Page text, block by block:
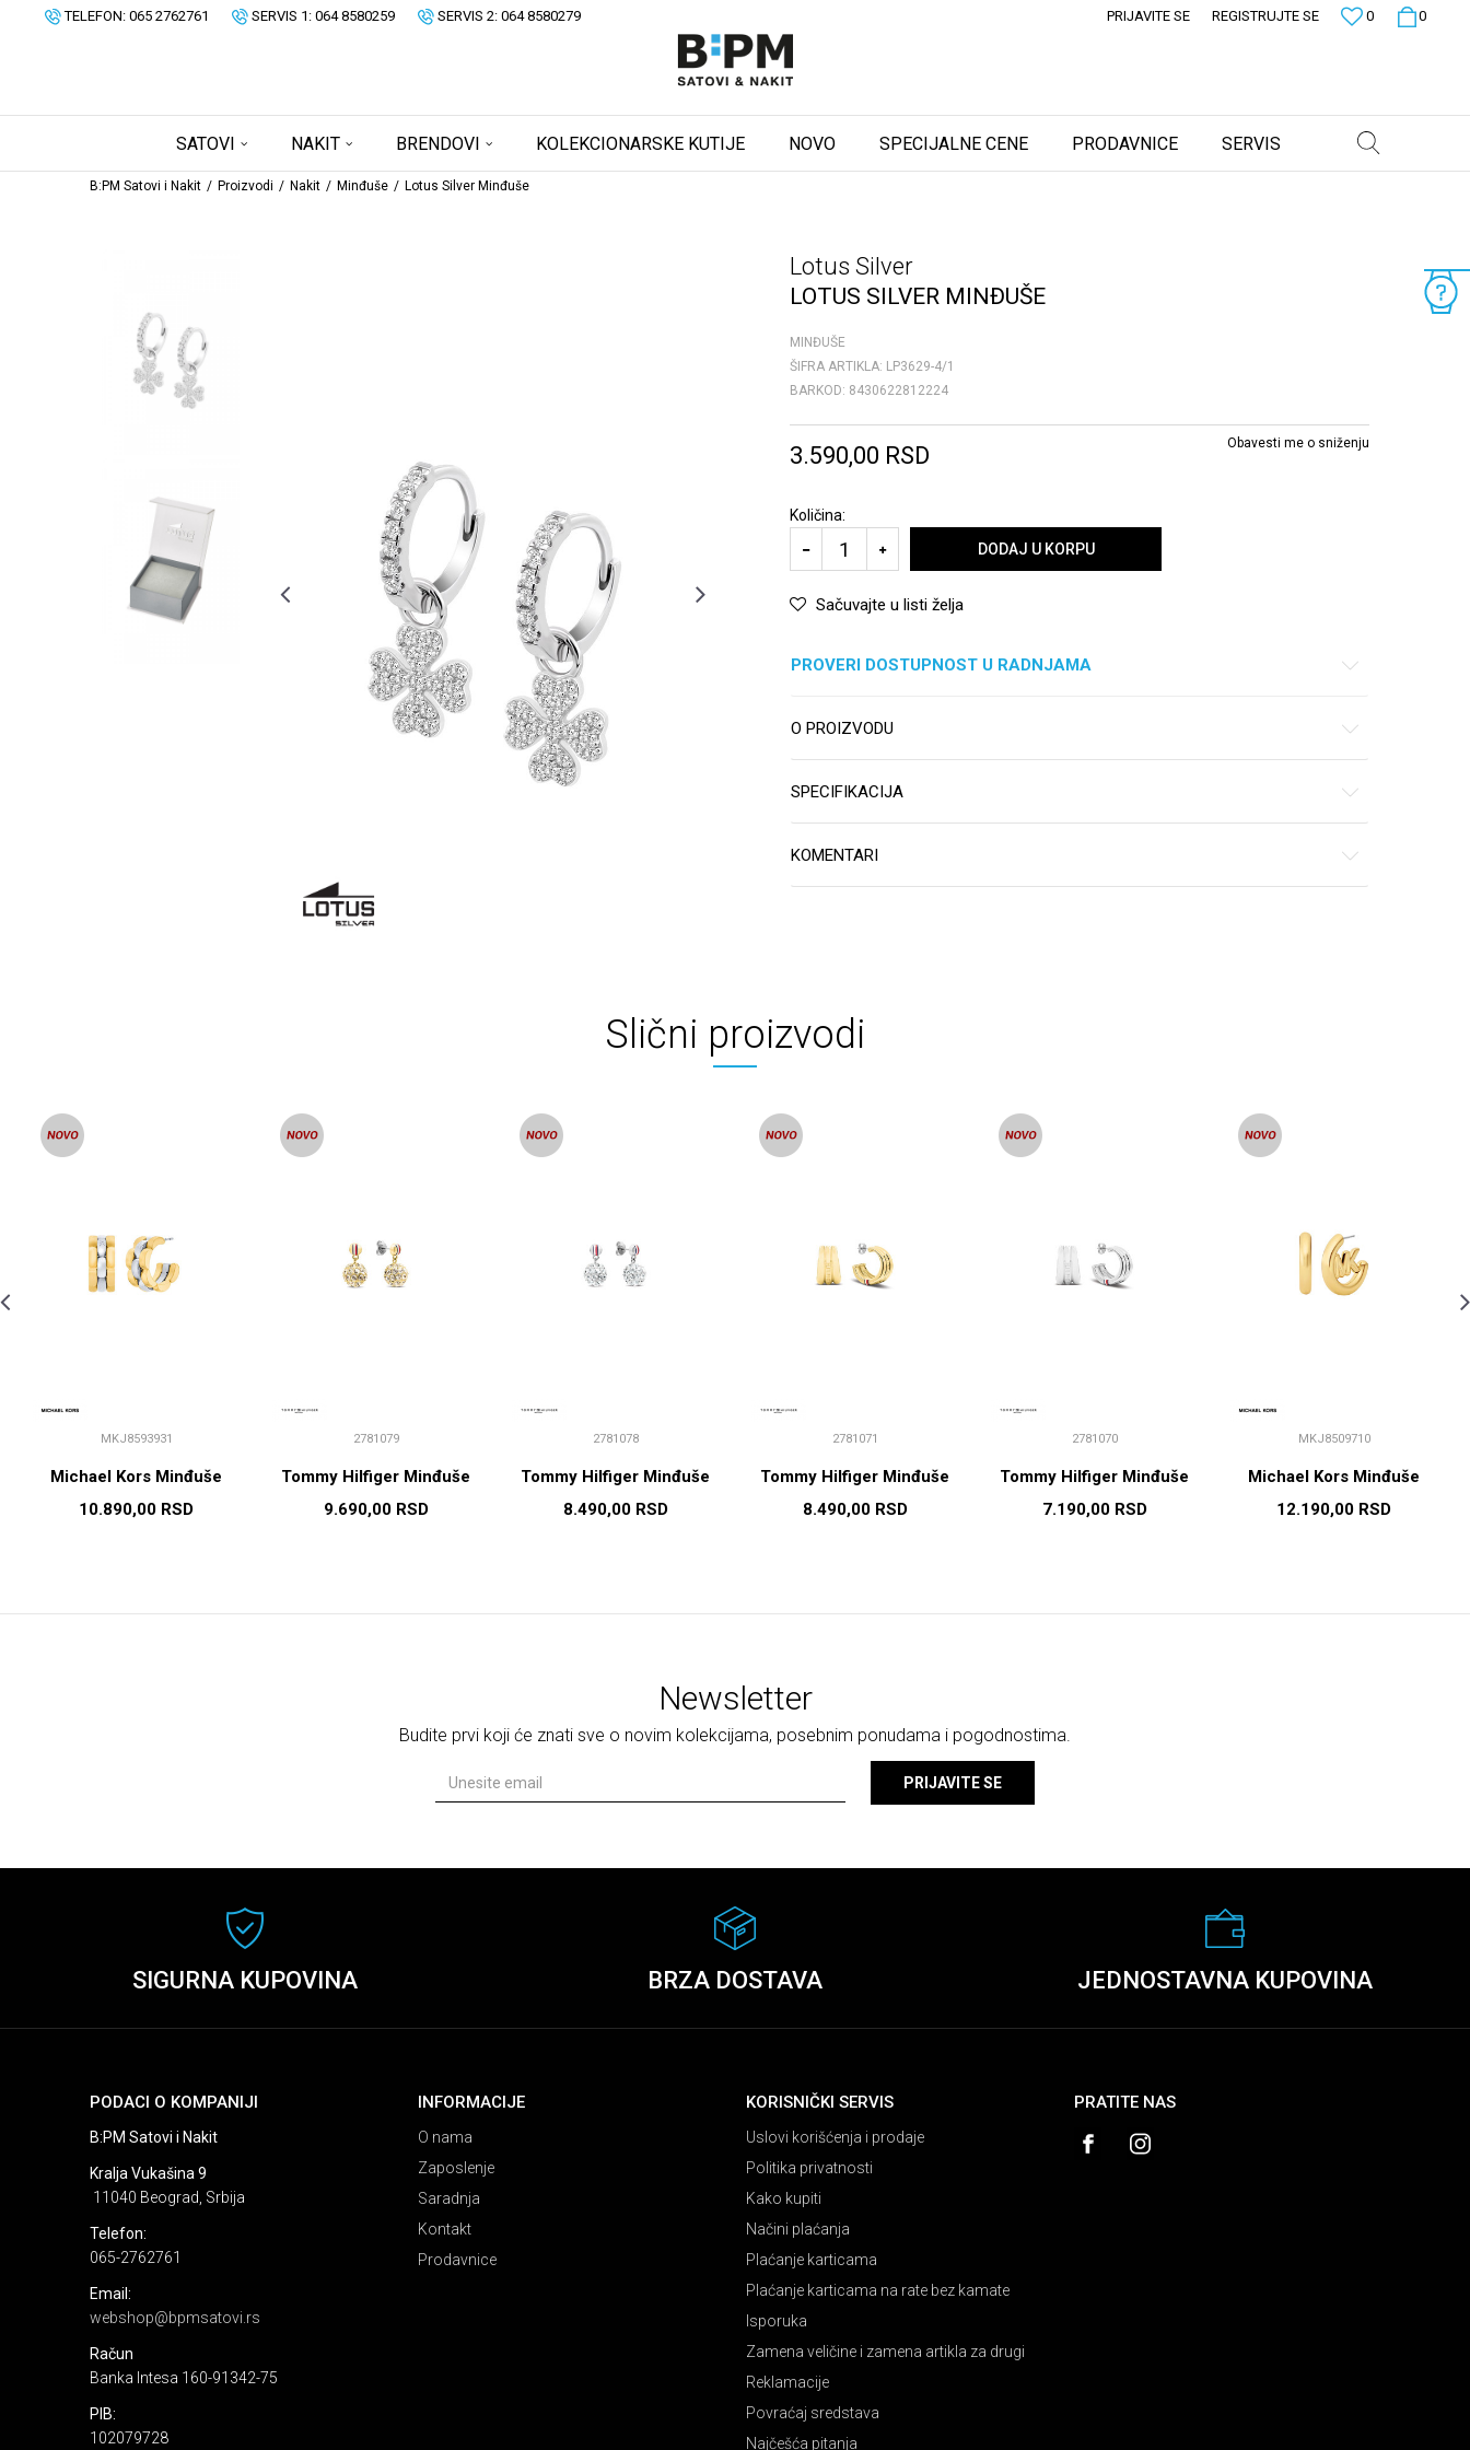
TELEFON: 065 2762761 SERVIS 1: 064 8580259 SERVIS 2: 064 8580279 0
0
PRIJAVITE SE REGISTRUJTE SE
SATOVI NAKIT BRENDOVI KOLEKCIONARSKE KUTIJE NOVO SPECIJALNE CENE PRODAVNICE SERVIS
B:PM Satovi i Nakit Proizvodi Nakit Minđuše Lotus Silver Minđuše
Lotus Silver
LOTUS SILVER MINĐUŠE
MINĐUŠE
ŠIFRA ARTIKLA: LP3629-4/1
BARKOD: 8430622812224
3.590,00 RSD Obavesti me o sniženju
Količina:
DODAJ U KORPU
Sačuvajte u listi želja
PROVERI DOSTUPNOST U RADNJAMA
O PROIZVODU
SPECIFIKACIJA
KOMENTARI
Slični proizvodi
MKJ8593931
Michael Kors Minđuše
10.890,00 RSD
2781079
Tommy Hilfiger Minđuše
9.690,00 RSD
2781078
Tommy Hilfiger Minđuše
8.490,00 RSD
2781071
Tommy Hilfiger Minđuše
8.490,00 RSD
2781070
Tommy Hilfiger Minđuše
7.190,00 RSD
MKJ8509710
Michael Kors Minđuše
12.190,00 RSD
Newsletter
Budite prvi koji će znati sve o novim kolekcijama, posebnim ponudama i pogodnostima.
PRIJAVITE SE
SIGURNA KUPOVINA BRZA DOSTAVA JEDNOSTAVNA KUPOVINA
PODACI O KOMPANIJI
B:PM Satovi i Nakit
Kralja Vukašina 9
11040 Beograd, Srbija
Telefon:
065-2762761
Email:
webshop@bpmsatovi.rs
Račun
Banka Intesa 160-91342-75
PIB:
102079728
INFORMACIJE
O nama
Zaposlenje
Saradnja
Kontakt
Prodavnice
KORISNIČKI SERVIS
Uslovi korišćenja i prodaje
Politika privatnosti
Kako kupiti
Načini plaćanja
Plaćanje karticama
Plaćanje karticama na rate bez kamate
Isporuka
Zamena veličine i zamena artikla za drugi
Reklamacije
Povraćaj sredstava
Najčešća pitanja
PRATITE NAS